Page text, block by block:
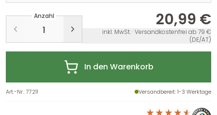
Anzahl 20,99 €
inkl. MwSt. · Versandkostenfrei ab 79 €
(DE/AT)
In den Warenkorb
Art.-Nr.:77211 Versandbereit: 1-3 Werktage